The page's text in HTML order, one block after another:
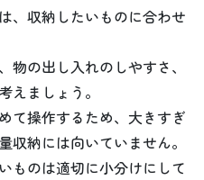
、収納したいものに合わせ
の出し入れのしやすさ、
えましょう。
て操作するため、大きすぎ
収納には向いていません。
ものは適切に小分けにして